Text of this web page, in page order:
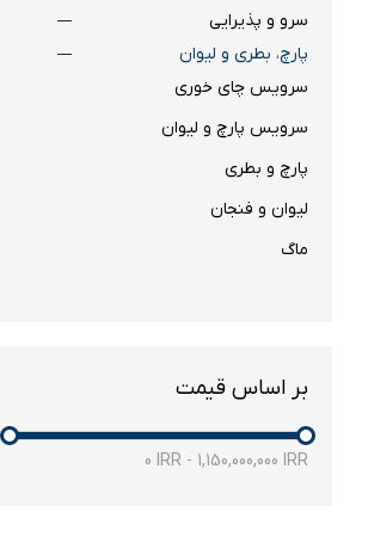
سرو و پذیرایی
پارچ، بطری و لیوان
سرویس چای خوری
سرویس پارچ و لیوان
پارچ و بطری
لیوان و فنجان
ماگ
بر اساس قیمت
0 IRR - 1,150,000,000 IRR